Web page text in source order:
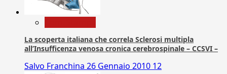
La scoperta italiana che correla Sclerosi multipla
all’Insufficenza venosa cronica cerebrospinale – CCSVI –
Salvo Franchina 26 Gennaio 2010 12